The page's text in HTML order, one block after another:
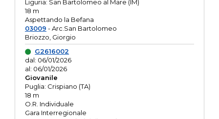
Liguria: San Bartolomeo al Mare (IM)
18 m
Aspettando la Befana
03009 - Arc.San Bartolomeo
Briozzo, Giorgio
G2616002
dal: 06/01/2026
al: 06/01/2026
Giovanile
Puglia: Crispiano (TA)
18 m
O.R. Individuale
Gara Interregionale